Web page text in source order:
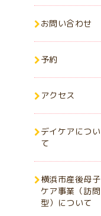
お問い合わせ
予約
アクセス
デイケアについ
て
横浜市産後母子
ケア事業（訪問
型）について